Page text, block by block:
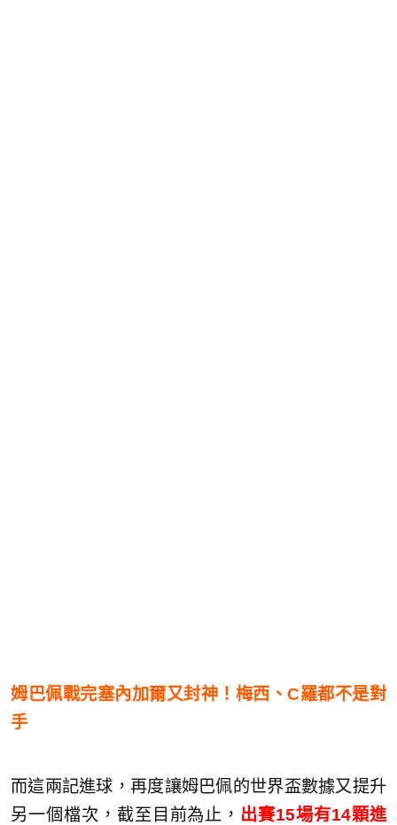
姆巴佩戰完塞內加爾又封神！梅西、C羅都不是對
手
而這兩記進球，再度讓姆巴佩的世界盃數據又提升
另一個檔次，截至目前為止， 出賽15場有14顆進